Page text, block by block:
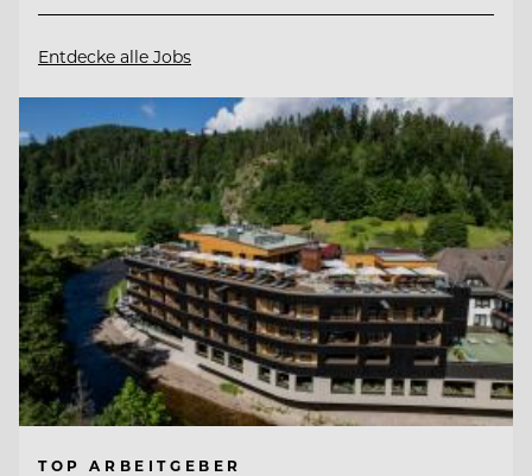
Entdecke alle Jobs
TOP ARBEITGEBER